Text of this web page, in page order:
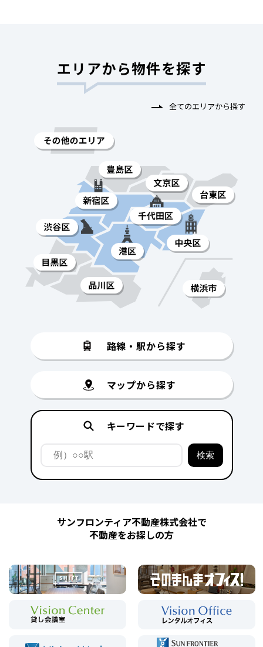
エリアから物件を探す
全てのエリアから探す
路線・駅から探す
マップから探す
キーワードで探す
サンフロンティア不動産株式会社で
不動産をお探しの方